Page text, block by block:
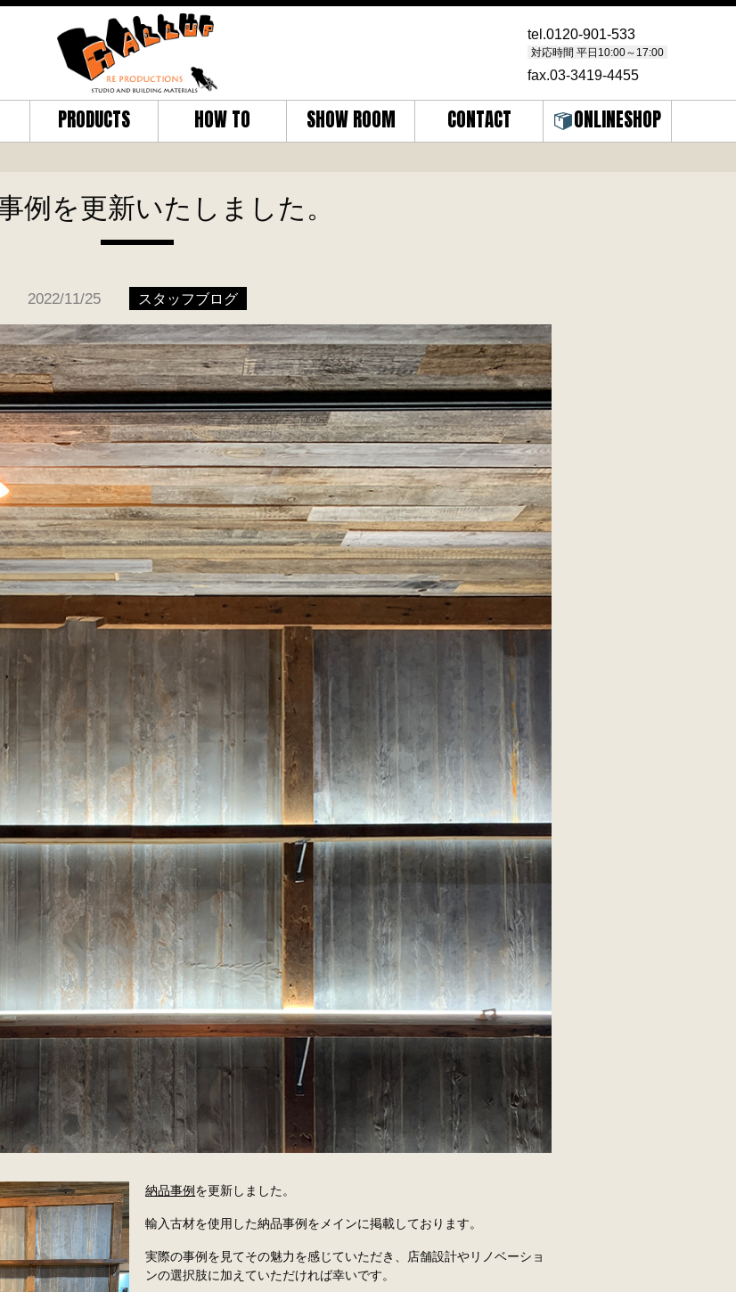
tel.0120-901-533
対応時間 平日10:00～17:00
fax.03-3419-4455
PRODUCTS HOW TO SHOW ROOM CONTACT ONLINESHOP
例を更新いたしました。
2022/11/25 スタッフブログ
納品事例 を更新しました。
輸入古材を使用した納品事例をメインに掲載しております。
実際の事例を見てその魅力を感じていただき、店舗設計やリノベーショ
ンの選択肢に加えていただければ幸いです。